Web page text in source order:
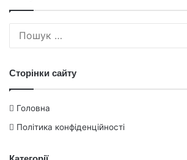
Сторінки сайту
Головна
Політика конфіденційності